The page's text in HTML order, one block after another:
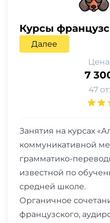
Курсы
Далее
7
47
Занятия на курсах
коммуникативной
грамматико-
известной по
средней школе.
Органичное
французского,